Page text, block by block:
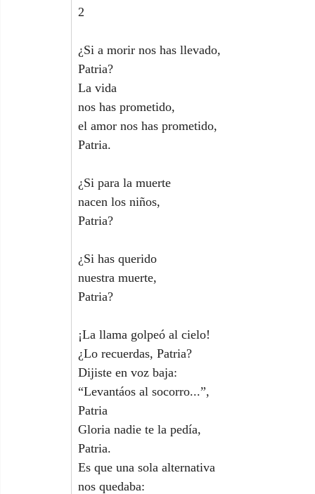
2
¿Si a morir nos has llevado,
Patria?
La vida
nos has prometido,
el amor nos has prometido,
Patria.
¿Si para la muerte
nacen los niños,
Patria?
¿Si has querido
nuestra muerte,
Patria?
¡La llama golpeó al cielo!
¿Lo recuerdas, Patria?
Dijiste en voz baja:
“Levantáos al socorro...”,
Patria
Gloria nadie te la pedía,
Patria.
Es que una sola alternativa
nos quedaba: